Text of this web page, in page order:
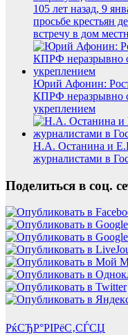
105 лет назад, 9
просьбе крестьян
встречу в дом
Юрий Афонин:
КПРФ неразрывно
укреплением
Н.А. Останина и
журналистами в
Поделиться в соц.
РќСЂР°РІРёС‚СЃСЏ